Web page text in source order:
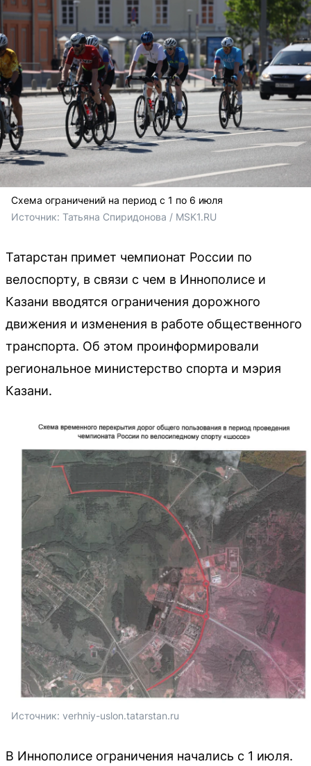
Схема ограничений на период с 1 по 6 июля
Источник: Татьяна Спиридонова / MSK1.RU
Татарстан примет чемпионат России по
велоспорту, в связи с чем в Иннополисе и
Казани вводятся ограничения дорожного
движения и изменения в работе общественного
транспорта. Об этом проинформировали
региональное министерство спорта и мэрия
Казани.
Источник: verhniy-uslon.tatarstan.ru
В Иннополисе ограничения начались с 1 июля.